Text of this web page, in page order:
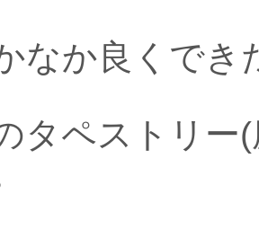
なか良くで
タペストリー